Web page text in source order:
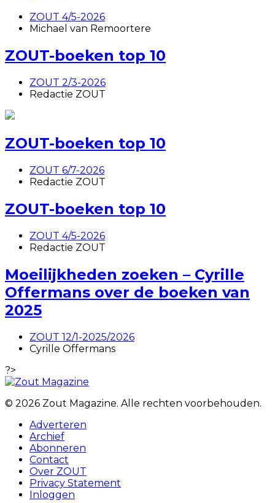
ZOUT 4/5-2026
Michael van Remoortere
ZOUT-boeken top 10
ZOUT 2/3-2026
Redactie ZOUT
ZOUT-boeken top 10
ZOUT 6/7-2026
Redactie ZOUT
ZOUT-boeken top 10
ZOUT 4/5-2026
Redactie ZOUT
Moeilijkheden zoeken – Cyrille
Offermans over de boeken van
2025
ZOUT 12/1-2025/2026
Cyrille Offermans
?>
© 2026 Zout Magazine. Alle rechten voorbehouden.
Adverteren
Archief
Abonneren
Contact
Over ZOUT
Privacy Statement
Inloggen